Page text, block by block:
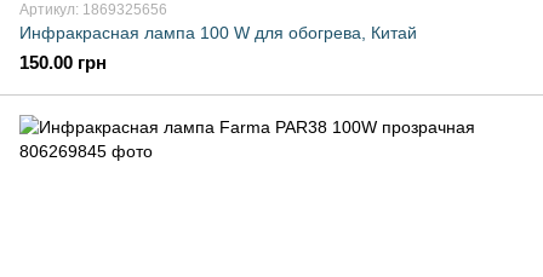
Артикул: 1869325656
Инфракрасная лампа 100 W для обогрева, Китай
150.00 грн